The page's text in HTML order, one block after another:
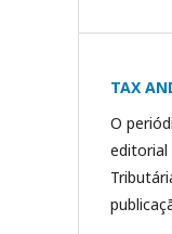
TAX
O
editorial